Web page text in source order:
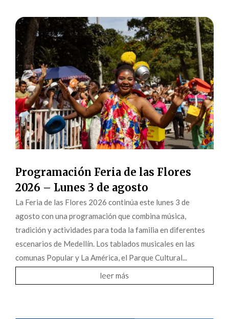
Programación Feria de las Flores
2026 – Lunes 3 de agosto
La Feria de las Flores 2026 continúa este lunes 3 de
agosto con una programación que combina música,
tradición y actividades para toda la familia en diferentes
escenarios de Medellín. Los tablados musicales en las
comunas Popular y La América, el Parque Cultural...
leer más